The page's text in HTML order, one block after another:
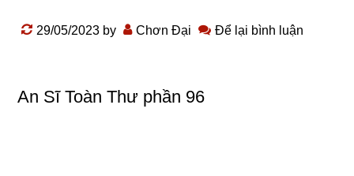
29/05/2023 by Chơn Đại Để lại bình luận
An Sĩ Toàn Thư phần 96